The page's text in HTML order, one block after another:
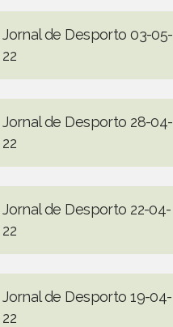
Jornal de Desporto 03-05-
22
Jornal de Desporto 28-04-
22
Jornal de Desporto 22-04-
22
Jornal de Desporto 19-04-
22